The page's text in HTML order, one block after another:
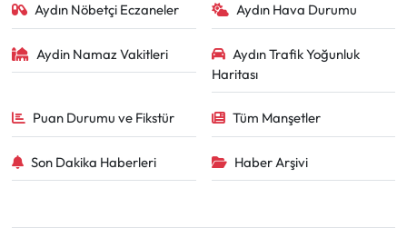
Aydın Nöbetçi Eczaneler Aydın Hava Durumu
Aydin Namaz Vakitleri
Aydın Trafik Yoğunluk
Haritası
Puan Durumu ve Fikstür Tüm Manşetler
Son Dakika Haberleri Haber Arşivi